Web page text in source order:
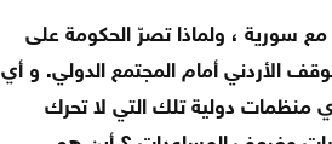
سورية ، ولماذا تصرّ الحكومة على
الأردني أمام المجتمع الدولي. و أي
منظمات دولية تلك التي لا تحرك